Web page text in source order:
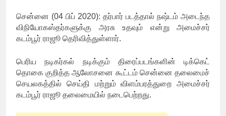
சென்னை (04 பிப் 2020): தர்பார் படத்தால் நஷ்டம் அடைந்த
விநியோகஸ்தர்களுக்கு அரசு உதவும் என்று அமைச்சர்
கடம்பூர் ராஜூ தெரிவித்துள்ளார்.
பெரிய நடிகர்கல் நடிக்கும் திரைப்படங்களின் டிக்கெட்
தொகை குறித்த ஆலோசனை கூட்டம் சென்னை தலைமைச்
செயலகத்தில் செய்தி மற்றும் விளம்பரத்துறை அமைச்சர்
கடம்பூர் ராஜூ தலைமையில் நடைபெற்றது.